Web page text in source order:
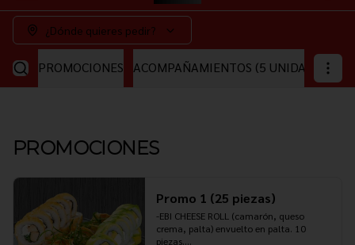
¿Dónde quieres pedir?
PROMOCIONES ACOMPAÑAMIENTOS (5 UNIDADES)
PROMOCIONES
Promo 1 (25 piezas)
-EBI CHEESE ROLL (camarón, queso
crema, palta) envuelto en palta. 10
piezas.